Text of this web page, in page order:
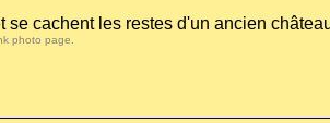
cachent les restes d'un ancien
photo page